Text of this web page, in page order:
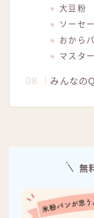
大豆粉
ソーセ
おから
マスタ
みんなの
無